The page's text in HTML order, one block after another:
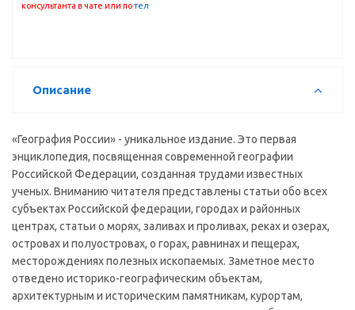
консультанта в чате или потел
Описание
«География России» - уникальное издание. Это первая
энциклопедия, посвященная современной географии
Российской Федерации, созданная трудами известных
ученых. Вниманию читателя представлены статьи обо всех
субъектах Российской федерации, городах и районных
центрах, статьи о морях, заливах и проливах, реках и озерах,
островах и полуостровах, о горах, равнинах и пещерах,
месторождениях полезных ископаемых. Заметное место
отведено историко-географическим объектам,
архитектурным и историческим памятникам, курортам,